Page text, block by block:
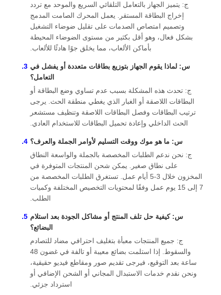
ج: يتميز الجهاز بالتعامل التلقائي السريع والموحد مع تردد
إخراج البطاقة المستقر. يعمل المحرك الصامت المدمج
وتصميم امتصاص الصدمات على تقليل ضوضاء التشغيل
بشكل فعال، وهو أقل بكثير من مستوى الضوضاء المحيطة
بأماكن الألعاب، مما يخلق جوًا هادئًا للألعاب.
س: لماذا يقوم الجهاز بتوزيع بطاقات متعددة أو يفشل في
التعامل؟
ج: تحدث هذه المشكلة بسبب عدم تساوي وضع البطاقة أو
البطاقات اللاصقة أو الغبار الذي يغطي منطقة الحث. يرجى
ترتيب البطاقات وفصل البطاقات اللاصقة وتنظيف مستشعر
الحث الداخلي وإعادة تحميل البطاقات للاستخدام العادي.
س: ما هو موك ووقت التسليم لأوامر الجملة والعرف؟
ج: نحن ندعم الطلبات المخصصة بالجملة والواسعة النطاق
على نطاق صغير. يمكن شحن المنتجات المتوفرة في
المخزون خلال 3-5 أيام عمل. تستغرق الطلبات المخصصة من
7 إلى 15 يوم عمل وفقًا لمحتويات التخصيص المختلفة وكميات
الطلب.
س: كيفية حل تلف المنتج أو مشاكل الجودة بعد استلام
البضائع؟
ج: جميع المنتجات معبأة بتغليف احترافي مضاد للتصادم
والسقوط. إذا استلمت بضائع معيبة أو تالفة في غضون 48
ساعة بعد التوقيع، فيرجى تقديم صور ومقاطع فيديو حقيقية،
ونحن نقدم خدمات الاستبدال المجاني أو الشحن الإضافي أو
استرداد جزئي.